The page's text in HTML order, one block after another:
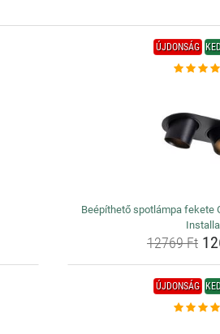
ÚJDONSÁG
Beépíthető spotlámpa fekete
Installa
12769 Ft
ÚJDONSÁG